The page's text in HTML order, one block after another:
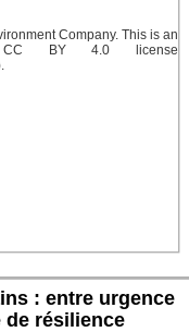
Company. This is an
BY 4.0 license
: entre urgence
résilience